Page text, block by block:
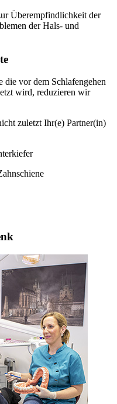
Überempfindlichkeit der
der Hals- und
vor dem Schlafengehen
wird, reduzieren wir
zuletzt Ihr(e) Partner(in)